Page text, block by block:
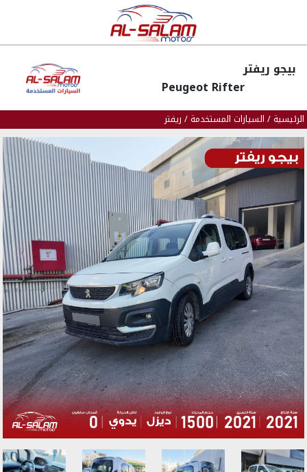
بيجو ريفتر
Peugeot Rifter
الرئيسية/ السيارات المستخدمة/ ريفتر